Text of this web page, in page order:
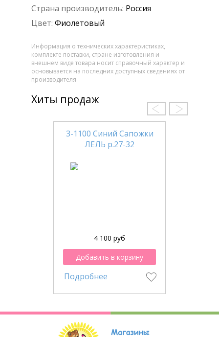
Страна производитель: Россия
Цвет: Фиолетовый
Информация о технических характеристиках,
комплекте поставки, стране изготовления и
внешнем виде товара носит справочный характер и
основывается на последних доступных сведениях от
производителя
Хиты продаж
3-1100 Синий Сапожки
ЛЕЛЬ р.27-32
4 100 руб
Добавить в корзину
Подробнее